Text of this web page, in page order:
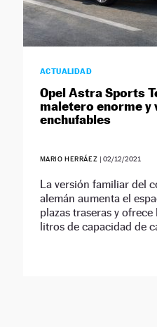
ACTUALIDAD
Opel Astra Sports
maletero enorme y
enchufables
MARIO HERRÁEZ | 02/12/2021
La versión familiar del
alemán aumenta el
plazas traseras y
litros de capacidad de